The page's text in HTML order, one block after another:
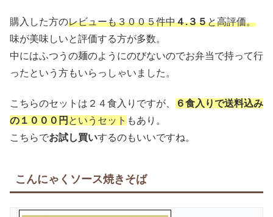
購入した方のレビューも３００５件中４.３５と高評価。
味が美味しいと評価する方が多数。
中にはふつうの麺のようにのびないのでお弁当で持って行
ったという方もいらっしゃいました。
こちらのセットは２４食入りですが、
６食入りで送料込み
の１０００円 というセット もあり。
こちらでお試し買いするのもいいですね。
こんにゃくソース焼きそば